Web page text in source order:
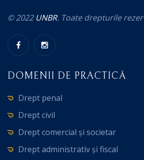
© 2022 UNBR. Toate drepturile
DOMENII DE PRACTICĂ
Drept penal
Drept civil
Drept comercial și societar
Drept administrativ și fiscal